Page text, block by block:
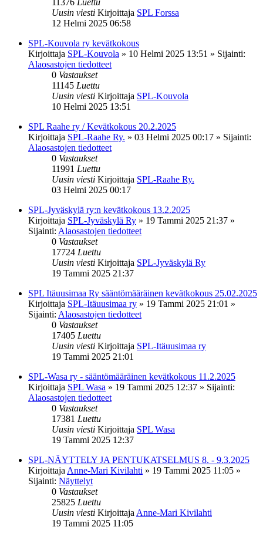
Uusin viesti Kirjoittaja SPL Forssa
12 Helmi 2025 06:58
SPL-Kouvola ry kevätkokous
Kirjoittaja SPL-Kouvola » 10 Helmi 2025 13:51 » Sijainti:
Alaosastojen tiedotteet
0 Vastaukset
11145 Luettu
Uusin viesti Kirjoittaja SPL-Kouvola
10 Helmi 2025 13:51
SPL Raahe ry / Kevätkokous 20.2.2025
Kirjoittaja SPL-Raahe Ry. » 03 Helmi 2025 00:17 » Sijainti:
Alaosastojen tiedotteet
0 Vastaukset
11991 Luettu
Uusin viesti Kirjoittaja SPL-Raahe Ry.
03 Helmi 2025 00:17
SPL-Jyväskylä ry:n kevätkokous 13.2.2025
Kirjoittaja SPL-Jyväskylä Ry » 19 Tammi 2025 21:37 »
Sijainti: Alaosastojen tiedotteet
0 Vastaukset
17724 Luettu
Uusin viesti Kirjoittaja SPL-Jyväskylä Ry
19 Tammi 2025 21:37
SPL Itäuusimaa Ry sääntömääräinen kevätkokous 25.02.2025
Kirjoittaja SPL-Itäuusimaa ry » 19 Tammi 2025 21:01 »
Sijainti: Alaosastojen tiedotteet
0 Vastaukset
17405 Luettu
Uusin viesti Kirjoittaja SPL-Itäuusimaa ry
19 Tammi 2025 21:01
SPL-Wasa ry - sääntömääräinen kevätkokous 11.2.2025
Kirjoittaja SPL Wasa » 19 Tammi 2025 12:37 » Sijainti:
Alaosastojen tiedotteet
0 Vastaukset
17381 Luettu
Uusin viesti Kirjoittaja SPL Wasa
19 Tammi 2025 12:37
SPL-NÄYTTELY JA PENTUKATSELMUS 8. - 9.3.2025
Kirjoittaja Anne-Mari Kivilahti » 19 Tammi 2025 11:05 »
Sijainti: Näyttelyt
0 Vastaukset
25825 Luettu
Uusin viesti Kirjoittaja Anne-Mari Kivilahti
19 Tammi 2025 11:05